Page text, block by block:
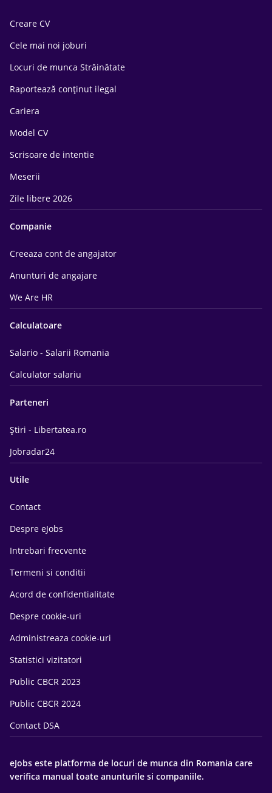
Creare CV
Cele mai noi joburi
Locuri de munca Străinătate
Raportează conținut ilegal
Cariera
Model CV
Scrisoare de intentie
Meserii
Zile libere 2026
Companie
Creeaza cont de angajator
Anunturi de angajare
We Are HR
Calculatoare
Salario - Salarii Romania
Calculator salariu
Parteneri
Știri - Libertatea.ro
Jobradar24
Utile
Contact
Despre eJobs
Intrebari frecvente
Termeni si conditii
Acord de confidentialitate
Despre cookie-uri
Administreaza cookie-uri
Statistici vizitatori
Public CBCR 2023
Public CBCR 2024
Contact DSA
eJobs este platforma de locuri de munca din Romania care
verifica manual toate anunturile si companiile.